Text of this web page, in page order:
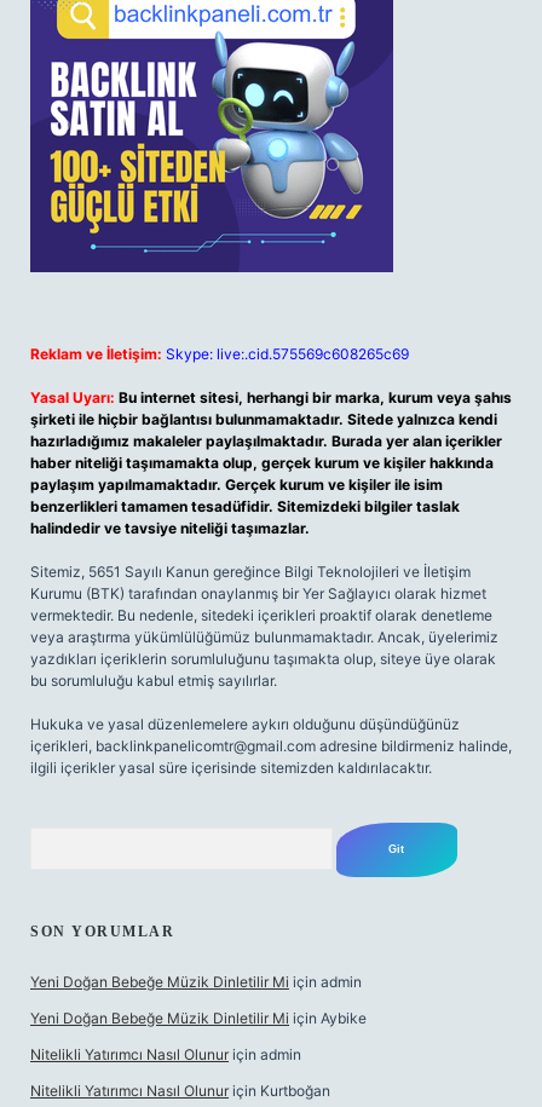
Reklam ve İletişim: Skype: live:.cid.575569c608265c69
Yasal Uyarı: Bu internet sitesi, herhangi bir marka, kurum veya şahıs
şirketi ile hiçbir bağlantısı bulunmamaktadır. Sitede yalnızca kendi
hazırladığımız makaleler paylaşılmaktadır. Burada yer alan içerikler
haber niteliği taşımamakta olup, gerçek kurum ve kişiler hakkında
paylaşım yapılmamaktadır. Gerçek kurum ve kişiler ile isim
benzerlikleri tamamen tesadüfidir. Sitemizdeki bilgiler taslak
halindedir ve tavsiye niteliği taşımazlar.
Sitemiz, 5651 Sayılı Kanun gereğince Bilgi Teknolojileri ve İletişim
Kurumu (BTK) tarafından onaylanmış bir Yer Sağlayıcı olarak hizmet
vermektedir. Bu nedenle, sitedeki içerikleri proaktif olarak denetleme
veya araştırma yükümlülüğümüz bulunmamaktadır. Ancak, üyelerimiz
yazdıkları içeriklerin sorumluluğunu taşımakta olup, siteye üye olarak
bu sorumluluğu kabul etmiş sayılırlar.
Hukuka ve yasal düzenlemelere aykırı olduğunu düşündüğünüz
içerikleri, backlinkpanelicomtr@gmail.com adresine bildirmeniz halinde,
ilgili içerikler yasal süre içerisinde sitemizden kaldırılacaktır.
SON YORUMLAR
Yeni Doğan Bebeğe Müzik Dinletilir Mi için admin
Yeni Doğan Bebeğe Müzik Dinletilir Mi için Aybike
Nitelikli Yatırımcı Nasıl Olunur için admin
Nitelikli Yatırımcı Nasıl Olunur için Kurtboğan